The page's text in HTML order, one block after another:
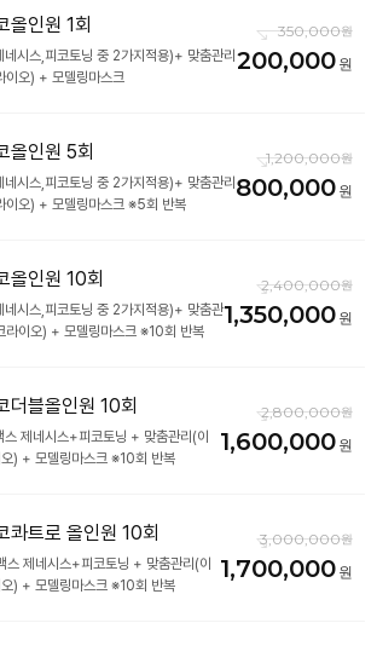
올인원 1회
시스,피코토닝 중 2가지적용)+ 맞춤관리
350,000
200,000
올인원 5회
시스,피코토닝 중 2가지적용)+ 맞춤관리
이오) + 모델링마스크 ※5회 반복
1,200,000
800,000
올인원 10회
네시스,피코토닝 중 2가지적용)+ 맞춤관
라이오) + 모델링마스크 ※10회 반복
2,400,000
1,350,000
더블올인원 10회
제네시스+피코토닝 + 맞춤관리(이
) + 모델링마스크 ※10회 반복
2,800,000
1,600,000
트로 올인원 10회
제네시스+피코토닝 + 맞춤관리(이
) + 모델링마스크 ※10회 반복
3,000,000
1,700,000